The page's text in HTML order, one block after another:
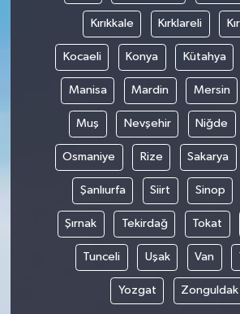
Kırıkkale Kırklareli
Kocaeli Konya Kütahya
Manisa Mardin Mersin
Muş Nevşehir Niğde
Osmaniye Rize Sakarya
Şanlıurfa Siirt Sinop
Şırnak Tekirdağ Tokat
Tunceli Uşak Van
Yozgat Zonguldak